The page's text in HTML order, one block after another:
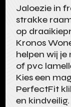
Jaloezie in
strakke
op
Kronos
helpen wij
of pvc
Kies een
PerfectFit
en